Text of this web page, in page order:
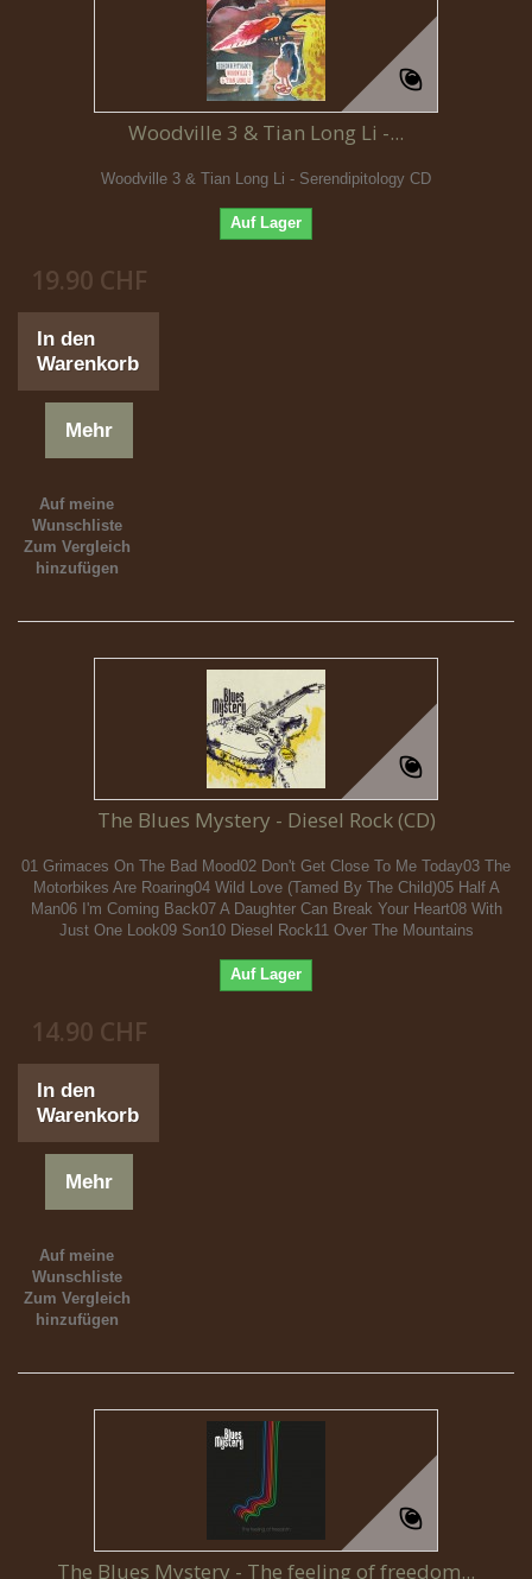
Woodville 3 & Tian Long Li -...
Woodville 3 & Tian Long Li - Serendipitology CD
Auf Lager
19.90 CHF
In den
Warenkorb
Mehr
Auf meine
Wunschliste
Zum Vergleich
hinzufügen
The Blues Mystery - Diesel Rock (CD)
01 Grimaces On The Bad Mood02 Don't Get Close To Me Today03 The
Motorbikes Are Roaring04 Wild Love (Tamed By The Child)05 Half A
Man06 I'm Coming Back07 A Daughter Can Break Your Heart08 With
Just One Look09 Son10 Diesel Rock11 Over The Mountains
Auf Lager
14.90 CHF
In den
Warenkorb
Mehr
Auf meine
Wunschliste
Zum Vergleich
hinzufügen
The Blues Mystery - The feeling of freedom...